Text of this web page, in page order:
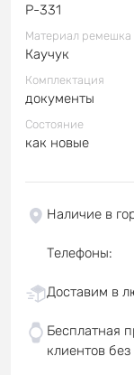
P-331
Материал ремешка
Каучук
Комплектация
документы
Состояние
как новые
Наличие в
Телефоны:
Доставим в
Бесплатная
клиентов